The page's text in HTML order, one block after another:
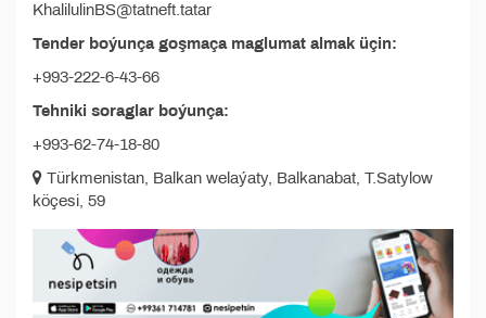
KhalilulinBS@tatneft.tatar
Tender boýunça goşmaça maglumat almak üçin:
+993-222-6-43-66
Tehniki soraglar boýunça:
+993-62-74-18-80
Türkmenistan, Balkan welaýaty, Balkanabat, T.Satylow
köçesi, 59